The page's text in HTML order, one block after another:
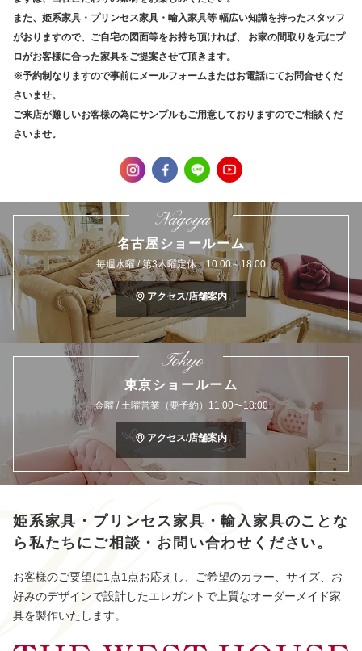
また、姫系家具・プリンセス家具・輸入家具等 幅広い知識を持ったスタッフ
がおりますので、ご自宅の図面等をお持ち頂ければ、
お家の間取りを元にプ
ロがお客様に合った家具をご提案させて頂きます。
※予約制なりますので事前にメールフォームまたはお電話にてお問合せくだ
さいませ。
ご来店が難しいお客様の為にサンプルもご用意しておりますのでご相談くだ
さいませ。
Nagoya
名古屋ショールーム
毎週水曜 / 第3木曜定休 10:00～18:00
アクセス/店舗案内
Tokyo
東京ショールーム
金曜 / 土曜営業（要予約）11:00〜18:00
アクセス/店舗案内
姫系家具・プリンセス家具・輸入家具のことな
ら 私たちにご相談・お問い合わせください。
お客様のご要望に1点1点お応えし、ご希望のカラー、サイズ、お
好みのデザインで設計したエレガントで上質なオーダーメイド家
具を製作いたします。